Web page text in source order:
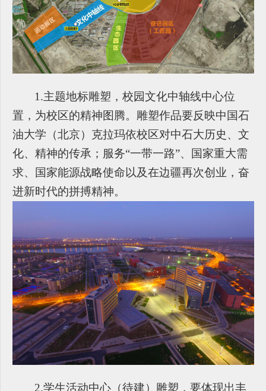
1.主题地标雕塑，校园文化中轴线中心位
置，为校区的精神图腾。雕塑作品要反映中国石
油大学（北京）克拉玛依校区对中石大历史、文
化、精神的传承；服务“一带一路”、国家重大需
求、国家能源战略使命以及在边疆再次创业，奋
进新时代的拼搏精神。
2.学生活动中心（待建）雕塑，要体现出丰